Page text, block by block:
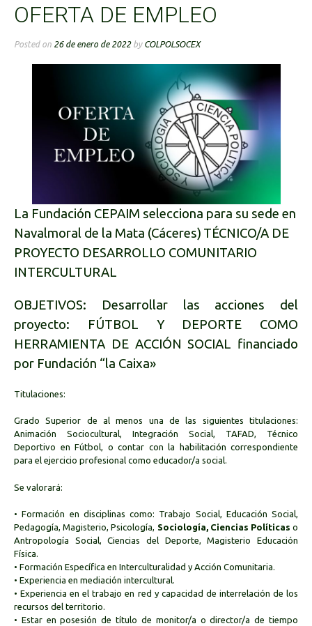
OFERTA DE EMPLEO
Posted on 26 de enero de 2022by COLPOLSOCEX
La Fundación CEPAIM selecciona para su sede en
Navalmoral de la Mata (Cáceres) TÉCNICO/A DE
PROYECTO DESARROLLO COMUNITARIO
INTERCULTURAL
OBJETIVOS: Desarrollar las acciones del
proyecto: FÚTBOL Y DEPORTE COMO
HERRAMIENTA DE ACCIÓN SOCIAL financiado
por Fundación “la Caixa»
Titulaciones:
Grado Superior de al menos una de las siguientes titulaciones:
Animación Sociocultural, Integración Social, TAFAD, Técnico
Deportivo en Fútbol, o contar con la habilitación correspondiente
para el ejercicio profesional como educador/a social.
Se valorará:
• Formación en disciplinas como: Trabajo Social, Educación Social,
Pedagogía, Magisterio, Psicología, Sociología, Ciencias Políticas o
Antropología Social, Ciencias del Deporte, Magisterio Educación
Física.
• Formación Específica en Interculturalidad y Acción Comunitaria.
• Experiencia en mediación intercultural.
• Experiencia en el trabajo en red y capacidad de interrelación de los
recursos del territorio.
• Estar en posesión de título de monitor/a o director/a de tiempo